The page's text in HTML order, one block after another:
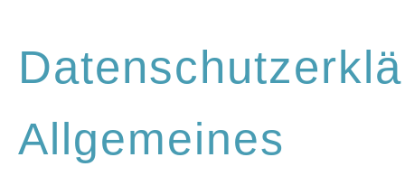
Allgemeines